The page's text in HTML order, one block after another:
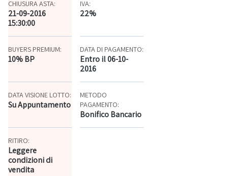
CHIUSURA ASTA:
21-09-2016
15:30:00
IVA:
22%
BUYERS PREMIUM:
10% BP
DATA DI PAGAMENTO:
Entro il 06-10-
2016
DATA VISIONE LOTTO:
Su Appuntamento
METODO
PAGAMENTO:
Bonifico Bancario
RITIRO:
Leggere
condizioni di
vendita